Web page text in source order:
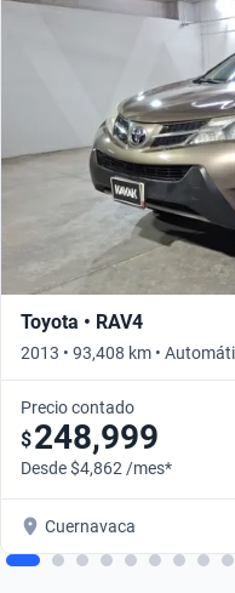
Toyota • RAV4
2013 • 93,408 km •
Precio contado
$248,999
Desde $4,862 /mes*
Cuernavaca